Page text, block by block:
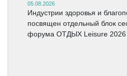
05.08.2026
Индустрии здоровья и
посвящен отдельный блок
форума ОТДЫХ Leisure 2026